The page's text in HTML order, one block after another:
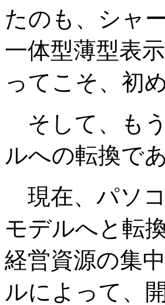
たのも、シャ
一体型薄型表
ってこそ、初
そして、も
ルへの転換であ
現在、パソ
モデルへと転
経営資源の集
ルによって、